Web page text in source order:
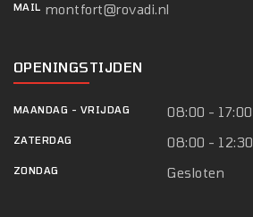
MAIL montfort@rovadi.nl
OPENINGSTIJDEN
MAANDAG - VRIJDAG 08:00 - 17:00
ZATERDAG 08:00 - 12:30
ZONDAG Gesloten